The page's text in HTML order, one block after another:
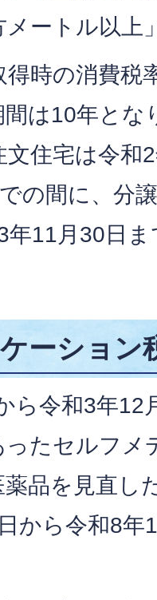
メートル以
得時の消費
は10年とな
文住宅は令和
の間に、分
年11月30日
ーション
ら令和3年12
たセルフメ
品を見直し
から令和8年